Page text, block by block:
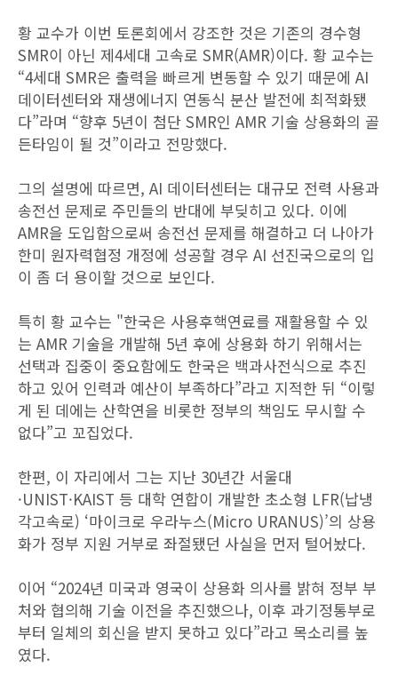
황 교수가 이번 토론회에서 강조한 것은 기존의 경수형
SMR이 아닌 제4세대 고속로 SMR(AMR)이다. 황 교수는
“4세대 SMR은 출력을 빠르게 변동할 수 있기 때문에 AI
데이터센터와 재생에너지 연동식 분산 발전에 최적화됐
다”라며 “향후 5년이 첨단 SMR인 AMR 기술 상용화의 골
든타임이 될 것”이라고 전망했다.
그의 설명에 따르면, AI 데이터센터는 대규모 전력 사용과
송전선 문제로 주민들의 반대에 부딪히고 있다. 이에
AMR을 도입함으로써 송전선 문제를 해결하고 더 나아가
한미 원자력협정 개정에 성공할 경우 AI 선진국으로의 입
이 좀 더 용이할 것으로 보인다.
특히 황 교수는 "한국은 사용후핵연료를 재활용할 수 있
는 AMR 기술을 개발해 5년 후에 상용화 하기 위해서는
선택과 집중이 중요함에도 한국은 백과사전식으로 추진
하고 있어 인력과 예산이 부족하다”라고 지적한 뒤 “이렇
게 된 데에는 산학연을 비롯한 정부의 책임도 무시할 수
없다”고 꼬집었다.
한편, 이 자리에서 그는 지난 30년간 서울대
·UNIST·KAIST 등 대학 연합이 개발한 초소형 LFR(납냉
각고속로) ‘마이크로 우라누스(Micro URANUS)’의 상용
화가 정부 지원 거부로 좌절됐던 사실을 먼저 털어놨다.
이어 “2024년 미국과 영국이 상용화 의사를 밝혀 정부 부
처와 협의해 기술 이전을 추진했으나, 이후 과기정통부로
부터 일체의 회신을 받지 못하고 있다”라고 목소리를 높
였다.